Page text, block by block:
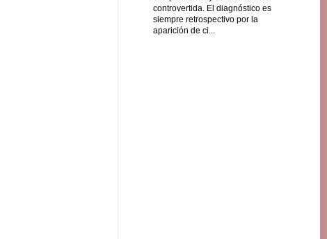
controvertida. El diagnóstico es
siempre retrospectivo por la
aparición de ci...